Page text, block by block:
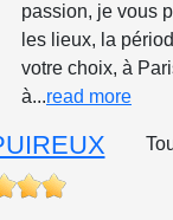
passion, je vous
les lieux, la
votre choix, à
à...read more